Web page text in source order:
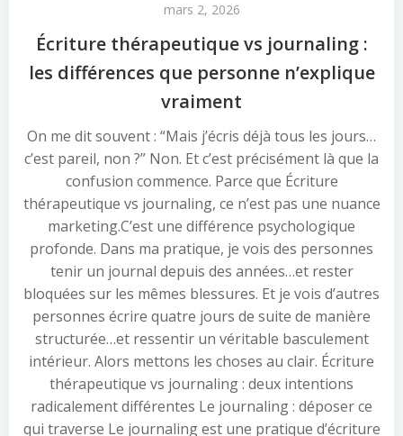
mars 2, 2026
Écriture thérapeutique vs journaling :
les différences que personne n’explique
vraiment
On me dit souvent : “Mais j’écris déjà tous les jours…
c’est pareil, non ?” Non. Et c’est précisément là que la
confusion commence. Parce que Écriture
thérapeutique vs journaling, ce n’est pas une nuance
marketing.C’est une différence psychologique
profonde. Dans ma pratique, je vois des personnes
tenir un journal depuis des années…et rester
bloquées sur les mêmes blessures. Et je vois d’autres
personnes écrire quatre jours de suite de manière
structurée…et ressentir un véritable basculement
intérieur. Alors mettons les choses au clair. Écriture
thérapeutique vs journaling : deux intentions
radicalement différentes Le journaling : déposer ce
qui traverse Le journaling est une pratique d’écriture